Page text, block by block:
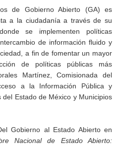
de Gobierno Abierto (GA) es
a la ciudadanía a través de su
se implementen políticas
de información fluido y
a fin de fomentar un mayor
de políticas públicas más
Martínez, Comisionada del
a la Información Pública y
Estado de México y Municipios
Gobierno al Estado Abierto en
Nacional de Estado Abierto: